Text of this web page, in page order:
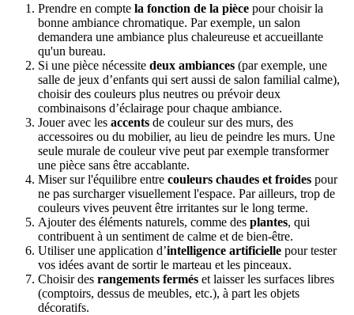
Prendre en compte la fonction de la pièce pour choisir la
bonne ambiance chromatique. Par exemple, un salon
demandera une ambiance plus chaleureuse et accueillante
qu'un bureau.
Si une pièce nécessite deux ambiances (par exemple, une
salle de jeux d’enfants qui sert aussi de salon familial calme),
choisir des couleurs plus neutres ou prévoir deux
combinaisons d’éclairage pour chaque ambiance.
Jouer avec les accents de couleur sur des murs, des
accessoires ou du mobilier, au lieu de peindre les murs. Une
seule murale de couleur vive peut par exemple transformer
une pièce sans être accablante.
Miser sur l'équilibre entre couleurs chaudes et froides pour
ne pas surcharger visuellement l'espace. Par ailleurs, trop de
couleurs vives peuvent être irritantes sur le long terme.
Ajouter des éléments naturels, comme des plantes, qui
contribuent à un sentiment de calme et de bien-être.
Utiliser une application d’intelligence artificielle pour tester
vos idées avant de sortir le marteau et les pinceaux.
Choisir des rangements fermés et laisser les surfaces libres
(comptoirs, dessus de meubles, etc.), à part les objets
décoratifs.